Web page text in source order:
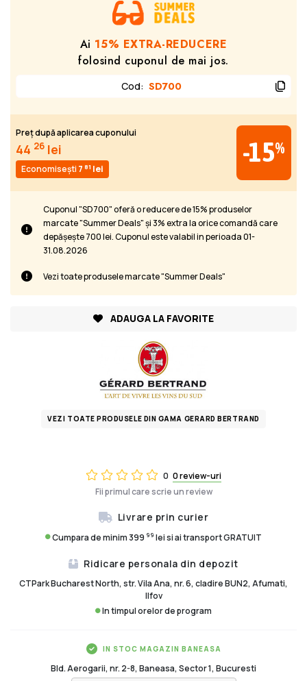
0 0 review-uri
Fii primul care scrie un review
Livrare prin curier
Cumpara de minim 399 99 lei si ai transport GRATUIT
Ridicare personala din depozit
CTPark Bucharest North, str. Vila Ana, nr. 6, cladire BUN2, Afumati,
Ilfov
In timpul orelor de program
IN STOC MAGAZIN BANEASA
Bld. Aerogarii, nr. 2-8, Baneasa, Sector 1, Bucuresti
Ai 15% EXTRA-REDUCERE
folosind cuponul de mai jos.
Cod: SD700
Preț după aplicarea cuponului
44 26 lei
Economisești 7 81 lei
-15%
Cuponul "SD700" oferă o reducere de 15% produselor
marcate "Summer Deals" și 3% extra la orice comandă care
depășește 700 lei. Cuponul este valabil in perioada 01-
31.08.2026
Vezi toate produsele marcate "Summer Deals"
ADAUGA LA FAVORITE
VEZI TOATE PRODUSELE DIN GAMA GERARD BERTRAND